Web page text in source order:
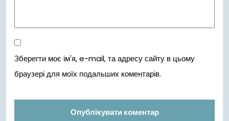
Зберегти моє ім'я, e-mail, та адресу сайту в цьому
браузері для моїх подальших коментарів.